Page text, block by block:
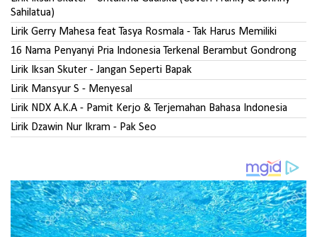
Sahilatua)
Lirik Gerry Mahesa feat Tasya Rosmala - Tak Harus Memiliki
16 Nama Penyanyi Pria Indonesia Terkenal Berambut Gondrong
Lirik Iksan Skuter - Jangan Seperti Bapak
Lirik Mansyur S - Menyesal
Lirik NDX A.K.A - Pamit Kerjo & Terjemahan Bahasa Indonesia
Lirik Dzawin Nur Ikram - Pak Seo